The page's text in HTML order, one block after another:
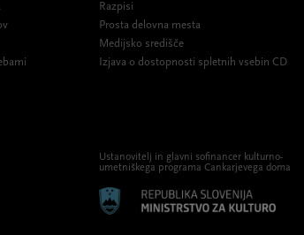
Razpisi
Prosta delovna mesta
Medijsko središče
Izjava o dostopnosti spletnih vsebin CD
Ustanovitelj in glavni sofinancer kulturno-
umetniškega programa Cankarjevega doma